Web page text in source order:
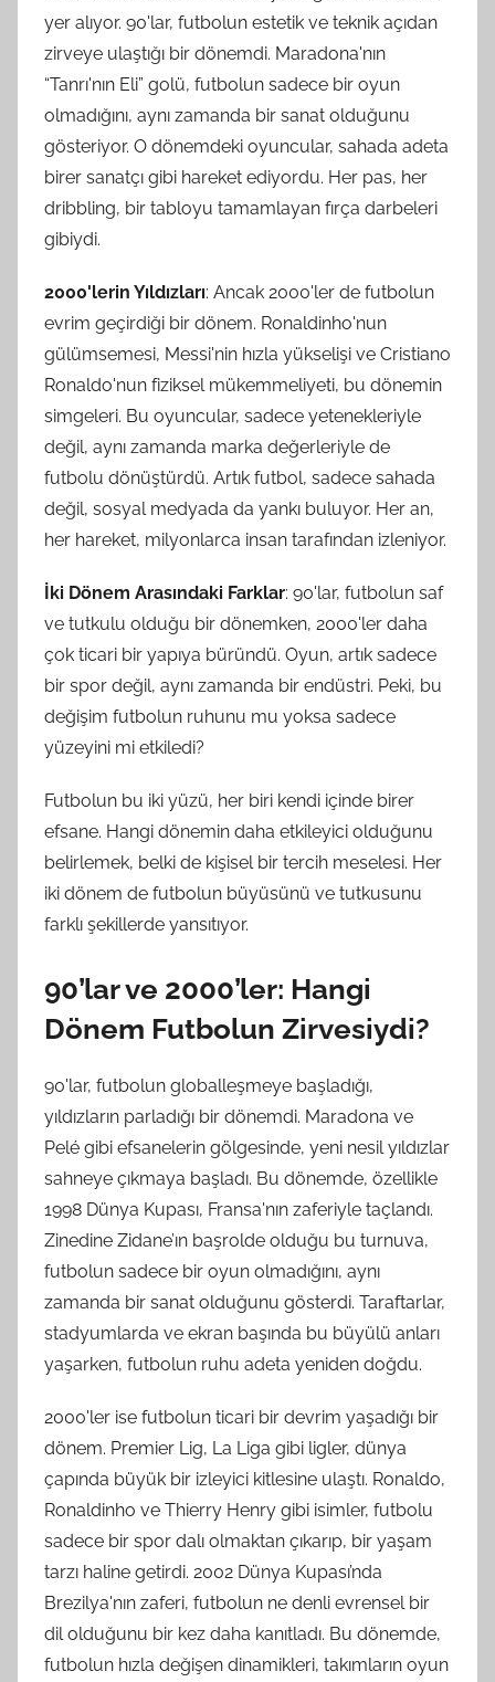
yer alıyor. 90'lar, futbolun estetik ve teknik açıdan
zirveye ulaştığı bir dönemdi. Maradona'nın
“Tanrı'nın Eli” golü, futbolun sadece bir oyun
olmadığını, aynı zamanda bir sanat olduğunu
gösteriyor. O dönemdeki oyuncular, sahada adeta
birer sanatçı gibi hareket ediyordu. Her pas, her
dribbling, bir tabloyu tamamlayan fırça darbeleri
gibiydi.
2000'lerin Yıldızları: Ancak 2000'ler de futbolun
evrim geçirdiği bir dönem. Ronaldinho'nun
gülümsemesi, Messi'nin hızla yükselişi ve Cristiano
Ronaldo'nun fiziksel mükemmeliyeti, bu dönemin
simgeleri. Bu oyuncular, sadece yetenekleriyle
değil, aynı zamanda marka değerleriyle de
futbolu dönüştürdü. Artık futbol, sadece sahada
değil, sosyal medyada da yankı buluyor. Her an,
her hareket, milyonlarca insan tarafından izleniyor.
İki Dönem Arasındaki Farklar: 90'lar, futbolun saf
ve tutkulu olduğu bir dönemken, 2000'ler daha
çok ticari bir yapıya büründü. Oyun, artık sadece
bir spor değil, aynı zamanda bir endüstri. Peki, bu
değişim futbolun ruhunu mu yoksa sadece
yüzeyini mi etkiledi?
Futbolun bu iki yüzü, her biri kendi içinde birer
efsane. Hangi dönemin daha etkileyici olduğunu
belirlemek, belki de kişisel bir tercih meselesi. Her
iki dönem de futbolun büyüsünü ve tutkusunu
farklı şekillerde yansıtıyor.
90’lar ve 2000’ler: Hangi
Dönem Futbolun Zirvesiydi?
90'lar, futbolun globalleşmeye başladığı,
yıldızların parladığı bir dönemdi. Maradona ve
Pelé gibi efsanelerin gölgesinde, yeni nesil yıldızlar
sahneye çıkmaya başladı. Bu dönemde, özellikle
1998 Dünya Kupası, Fransa'nın zaferiyle taçlandı.
Zinedine Zidane’ın başrolde olduğu bu turnuva,
futbolun sadece bir oyun olmadığını, aynı
zamanda bir sanat olduğunu gösterdi. Taraftarlar,
stadyumlarda ve ekran başında bu büyülü anları
yaşarken, futbolun ruhu adeta yeniden doğdu.
2000'ler ise futbolun ticari bir devrim yaşadığı bir
dönem. Premier Lig, La Liga gibi ligler, dünya
çapında büyük bir izleyici kitlesine ulaştı. Ronaldo,
Ronaldinho ve Thierry Henry gibi isimler, futbolu
sadece bir spor dalı olmaktan çıkarıp, bir yaşam
tarzı haline getirdi. 2002 Dünya Kupası’nda
Brezilya'nın zaferi, futbolun ne denli evrensel bir
dil olduğunu bir kez daha kanıtladı. Bu dönemde,
futbolun hızla değişen dinamikleri, takımların oyun